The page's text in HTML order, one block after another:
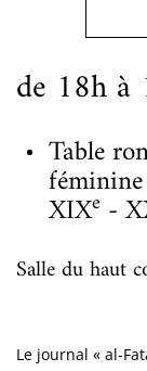
de 18h à
Table
XIXe -
Salle du haut
Le journal « al-